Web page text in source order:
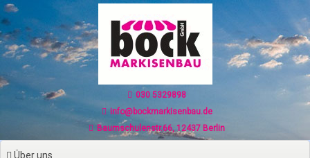
Zum
Inhalt
springen
030 5329898
info@bockmarkisenbau.de
Baumschulenstr.66, 12437 Berlin
Über uns